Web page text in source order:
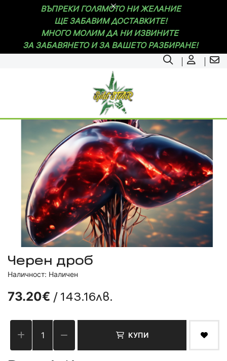
ВЪПРЕКИ ГОЛЯМОТО НИ ЖЕЛАНИЕ
ЩЕ ЗАБАВИМ ДОСТАВКИТЕ!
МНОГО МОЛИМ ДА НИ ИЗВИНИТЕ
ЗА ЗАБАВЯНЕТО И ЗА ВАШЕТО РАЗБИРАНЕ!
Черен дроб
Наличност: Наличен
73.20€ / 143.16лв.
КУПИ